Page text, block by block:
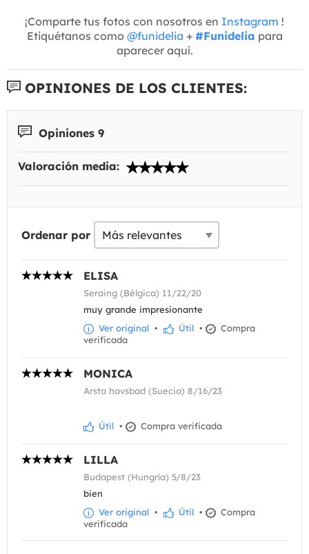
¡Comparte tus fotos con nosotros en Instagram !
Etiquétanos como @funidelia + #Funidelia para
aparecer aquí.
OPINIONES DE LOS CLIENTES:
Opiniones 9
Valoración media:
Ordenar por
ELISA
Seraing (Bélgica) 11/22/20
muy grande impresionante
Ver original • Útil •
Compra
verificada
MONICA
Arsta havsbad (Suecia) 8/16/23
Útil • Compra verificada
LILLA
Budapest (Hungría) 5/8/23
bien
Ver original • Útil •
Compra
verificada